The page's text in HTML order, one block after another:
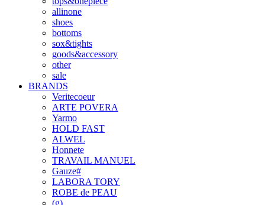
allinone
shoes
bottoms
sox&tights
goods&accessory
other
sale
BRANDS
Veritecoeur
ARTE POVERA
Yarmo
HOLD FAST
ALWEL
Honnete
TRAVAIL MANUEL
Gauze#
LABORA TORY
ROBE de PEAU
(g)